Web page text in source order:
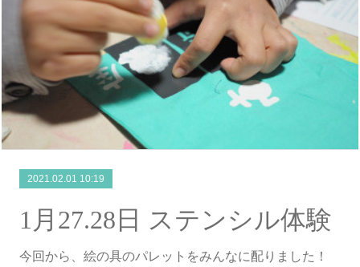
2021.02.01 10:19
1月27.28日 ステンシル体験
今回から、絵の具のパレットをみんなに配りました！